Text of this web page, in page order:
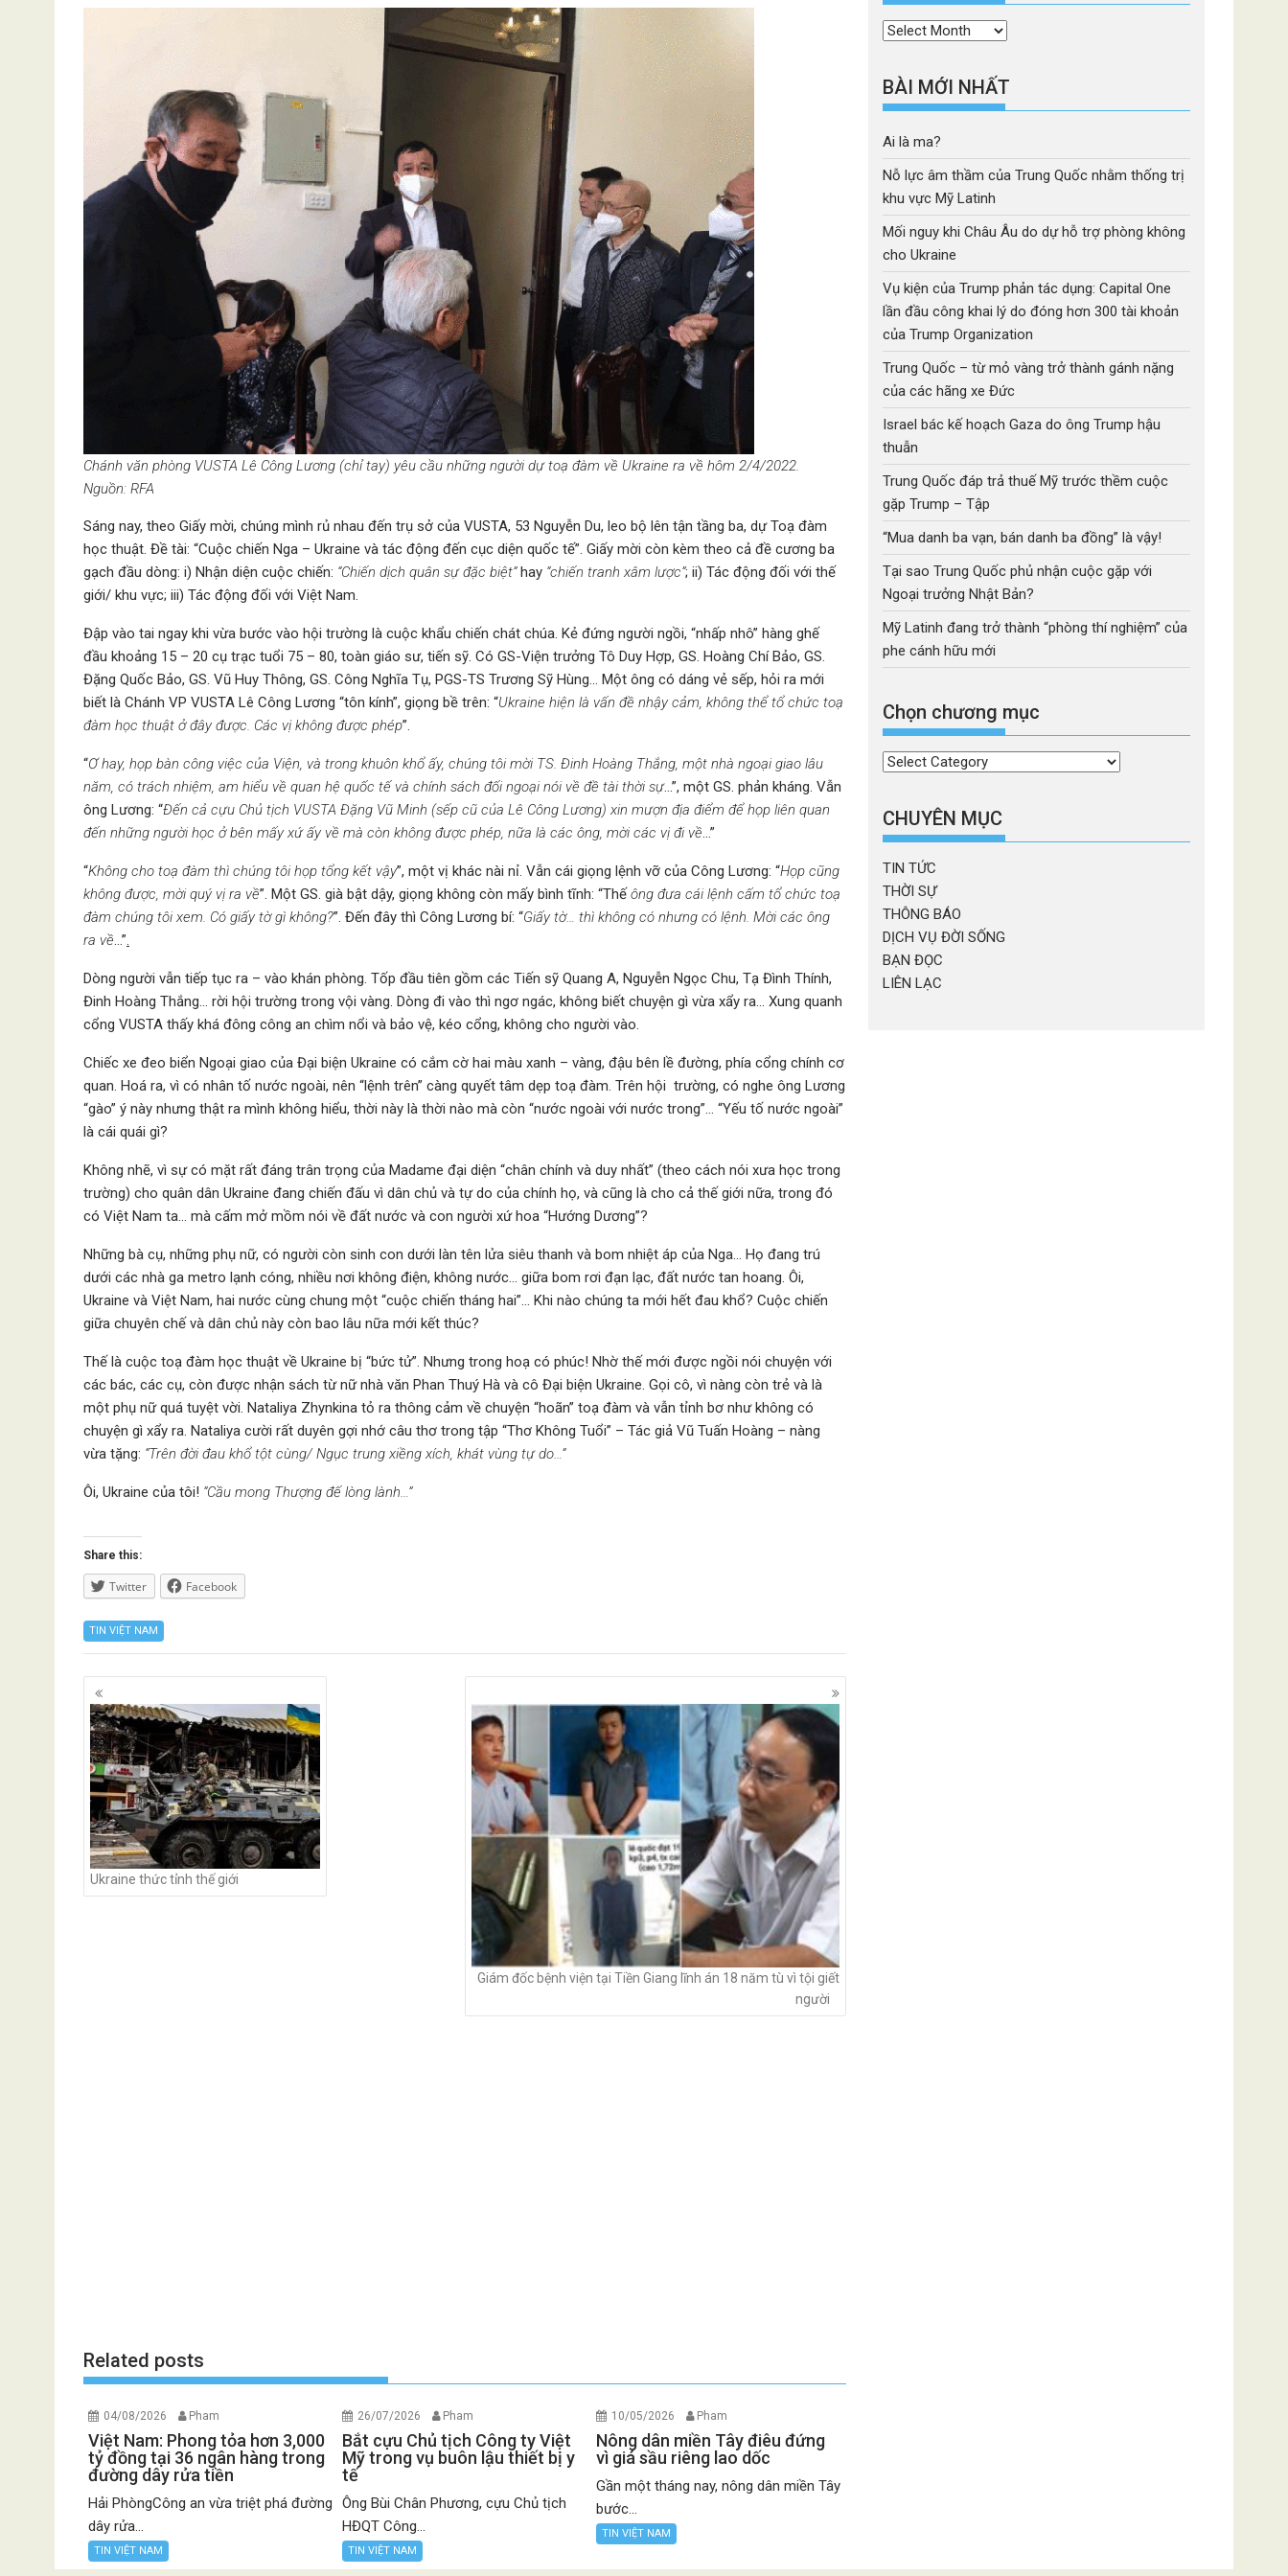
Chánh văn phòng VUSTA Lê Công Lương (chỉ tay) yêu cầu những người dự toạ đàm về Ukraine ra về hôm 2/4/2022.
Nguồn: RFA
Sáng nay, theo Giấy mời, chúng mình rủ nhau đến trụ sở của VUSTA, 53 Nguyễn Du, leo bộ lên tận tầng ba, dự Toạ đàm
học thuật. Đề tài: “Cuộc chiến Nga – Ukraine và tác động đến cục diện quốc tế”. Giấy mời còn kèm theo cả đề cương ba
gạch đầu dòng: i) Nhận diện cuộc chiến: “Chiến dịch quân sự đặc biệt”hay “chiến tranh xâm lược”; ii) Tác động đối với thế
giới/ khu vực; iii) Tác động đối với Việt Nam.
Đập vào tai ngay khi vừa bước vào hội trường là cuộc khẩu chiến chát chúa. Kẻ đứng người ngồi, “nhấp nhô” hàng ghế
đầu khoảng 15 – 20 cụ trạc tuổi 75 – 80, toàn giáo sư, tiến sỹ. Có GS-Viện trưởng Tô Duy Hợp, GS. Hoàng Chí Bảo, GS.
Đặng Quốc Bảo, GS. Vũ Huy Thông, GS. Công Nghĩa Tụ, PGS-TS Trương Sỹ Hùng… Một ông có dáng vẻ sếp, hỏi ra mới
biết là Chánh VP VUSTA Lê Công Lương “tôn kính”, giọng bề trên: “Ukraine hiện là vấn đề nhậy cảm, không thể tổ chức toạ
đàm học thuật ở đây được. Các vị không được phép”.
“Ơ hay, họp bàn công việc của Viện, và trong khuôn khổ ấy, chúng tôi mời TS. Đinh Hoàng Thắng, một nhà ngoại giao lâu
năm, có trách nhiệm, am hiểu về quan hệ quốc tế và chính sách đối ngoại nói về đề tài thời sự…”, một GS. phản kháng. Vẫn
ông Lương: “Đến cả cựu Chủ tịch VUSTA Đặng Vũ Minh (sếp cũ của Lê Công Lương) xin mượn địa điểm để họp liên quan
đến những người học ở bên mấy xứ ấy về mà còn không được phép, nữa là các ông, mời các vị đi về…”
“Không cho toạ đàm thì chúng tôi họp tổng kết vậy”, một vị khác nài nỉ. Vẫn cái giọng lệnh vỡ của Công Lương: “Họp cũng
không được, mời quý vị ra về”. Một GS. già bật dậy, giọng không còn mấy bình tĩnh: “Thếông đưa cái lệnh cấm tổ chức toạ
đàm chúng tôi xem. Có giấy tờ gì không?”. Đến đây thì Công Lương bí: “Giấy tờ… thì không có nhưng có lệnh. Mời các ông
ra về…”.
Dòng người vẫn tiếp tục ra – vào khán phòng. Tốp đầu tiên gồm các Tiến sỹ Quang A, Nguyễn Ngọc Chu, Tạ Đình Thính,
Đinh Hoàng Thắng… rời hội trường trong vội vàng. Dòng đi vào thì ngơ ngác, không biết chuyện gì vừa xẩy ra… Xung quanh
cổng VUSTA thấy khá đông công an chìm nổi và bảo vệ, kéo cổng, không cho người vào.
Chiếc xe đeo biển Ngoại giao của Đại biện Ukraine có cắm cờ hai màu xanh – vàng, đậu bên lề đường, phía cổng chính cơ
quan. Hoá ra, vì có nhân tố nước ngoài, nên “lệnh trên” càng quyết tâm dẹp toạ đàm. Trên hội trường, có nghe ông Lương
“gào” ý này nhưng thật ra mình không hiểu, thời này là thời nào mà còn “nước ngoài với nước trong”… “Yếu tố nước ngoài”
là cái quái gì?
Không nhẽ, vì sự có mặt rất đáng trân trọng của Madame đại diện “chân chính và duy nhất” (theo cách nói xưa học trong
trường) cho quân dân Ukraine đang chiến đấu vì dân chủ và tự do của chính họ, và cũng là cho cả thế giới nữa, trong đó
có Việt Nam ta… mà cấm mở mồm nói về đất nước và con người xứ hoa “Hướng Dương”?
Những bà cụ, những phụ nữ, có người còn sinh con dưới làn tên lửa siêu thanh và bom nhiệt áp của Nga… Họ đang trú
dưới các nhà ga metro lạnh cóng, nhiều nơi không điện, không nước… giữa bom rơi đạn lạc, đất nước tan hoang. Ôi,
Ukraine và Việt Nam, hai nước cùng chung một “cuộc chiến tháng hai”… Khi nào chúng ta mới hết đau khổ? Cuộc chiến
giữa chuyên chế và dân chủ này còn bao lâu nữa mới kết thúc?
Thế là cuộc toạ đàm học thuật về Ukraine bị “bức tử”. Nhưng trong hoạ có phúc! Nhờ thế mới được ngồi nói chuyện với
các bác, các cụ, còn được nhận sách từ nữ nhà văn Phan Thuý Hà và cô Đại biện Ukraine. Gọi cô, vì nàng còn trẻ và là
một phụ nữ quá tuyệt vời. Nataliya Zhynkina tỏ ra thông cảm về chuyện “hoãn” toạ đàm và vẫn tỉnh bơ như không có
chuyện gì xẩy ra. Nataliya cười rất duyên gợi nhớ câu thơ trong tập “Thơ Không Tuổi” – Tác giả Vũ Tuấn Hoàng – nàng
vừa tặng: “Trên đời đau khổ tột cùng/ Ngục trung xiềng xích, khát vùng tự do…”
Ôi, Ukraine của tôi! “Cầu mong Thượng đế lòng lành…”
Share this:
Twitter Facebook
TIN VIỆT NAM
Posts
navigation
Ukraine thức tỉnh thế giới
Giám đốc bệnh viện tại Tiền Giang lĩnh án 18 năm tù vì tội giết
người
Related posts
04/08/2026 Pham
Việt Nam: Phong tỏa hơn 3,000
tỷ đồng tại 36 ngân hàng trong
đường dây rửa tiền
Hải PhòngCông an vừa triệt phá đường
dây rửa...
TIN VIỆT NAM
26/07/2026 Pham
Bắt cựu Chủ tịch Công ty Việt
Mỹ trong vụ buôn lậu thiết bị y
tế
Ông Bùi Chân Phương, cựu Chủ tịch
HĐQT Công...
TIN VIỆT NAM
10/05/2026 Pham
Nông dân miền Tây điêu đứng
vì giá sầu riêng lao dốc
Gần một tháng nay, nông dân miền Tây
bước...
TIN VIỆT NAM
Thời
BÀI MỚI NHẤT
Ai là ma?
Nỗ lực âm thầm của Trung Quốc nhằm thống trị
khu vực Mỹ Latinh
Mối nguy khi Châu Âu do dự hỗ trợ phòng không
cho Ukraine
Vụ kiện của Trump phản tác dụng: Capital One
lần đầu công khai lý do đóng hơn 300 tài khoản
của Trump Organization
Trung Quốc – từ mỏ vàng trở thành gánh nặng
của các hãng xe Đức
Israel bác kế hoạch Gaza do ông Trump hậu
thuẫn
Trung Quốc đáp trả thuế Mỹ trước thềm cuộc
gặp Trump – Tập
“Mua danh ba vạn, bán danh ba đồng” là vậy!
Tại sao Trung Quốc phủ nhận cuộc gặp với
Ngoại trưởng Nhật Bản?
Mỹ Latinh đang trở thành “phòng thí nghiệm” của
phe cánh hữu mới
Chọn chương mục
Chọn
mục
CHUYÊN MỤC
TIN TỨC
THỜI SỰ
THÔNG BÁO
DỊCH VỤ ĐỜI SỐNG
BẠN ĐỌC
LIÊN LẠC